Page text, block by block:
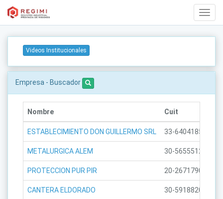
Videos Institucionales
Empresa - Buscador
Nombre Cuit
ESTABLECIMIENTO DON GUILLERMO SRL 33-64041858-9
METALURGICA ALEM 30-56555127-9
PROTECCION PUR PIR 20-26717905-1
CANTERA ELDORADO 30-59188203-8